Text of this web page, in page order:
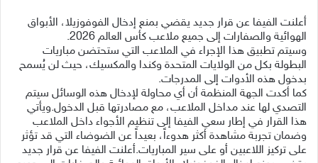
أعلنت الفيفا عن قرار جديد يقضي بمنع إدخال الفوفوزيلا، الأبواق
الهوائية والصفارات إلى جميع ملاعب كأس العالم 2026.
وسيتم تطبيق هذا الإجراء في الملاعب التي ستحتضن مباريات
البطولة بكل من الولايات المتحدة وكندا والمكسيك، حيث لن يُسمح
بدخول هذه الأدوات إلى المدرجات.
كما أكدت الجهة المنظمة أن أي محاولة لإدخال هذه الوسائل سيتم
التصدي لها عند مداخل الملاعب، مع مصادرتها قبل الدخول.ويأتي
هذا القرار في إطار سعي الفيفا إلى تنظيم الأجواء داخل الملاعب
وضمان تجربة مشاهدة أكثر هدوءاً، بعيداً عن الضوضاء التي قد تؤثر
على تركيز اللاعبين أو على سير المباريات.أعلنت الفيفا عن قرار جديد